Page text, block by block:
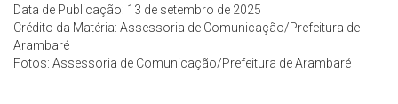
Data de Publicação: 13 de setembro de 2025
Crédito da Matéria: Assessoria de Comunicação/Prefeitura de
Arambaré
Fotos: Assessoria de Comunicação/Prefeitura de Arambaré